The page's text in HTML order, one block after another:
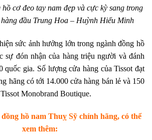
hồ cơ đeo tay nam đẹp và cực kỳ sang trong
đầu Trung Hoa – Huỳnh Hiểu Minh
hiện sức ảnh hưởng lớn trong ngành đồng hồ
sự đón nhận của hàng triệu người và đánh
quốc gia. Số lượng cửa hàng của Tissot đạt
hãng có tới 14.000 cửa hàng bán lẻ và 150
Monobrand Boutique.
hồ nam Thuỵ Sỹ chính hãng, có thể
xem thêm: